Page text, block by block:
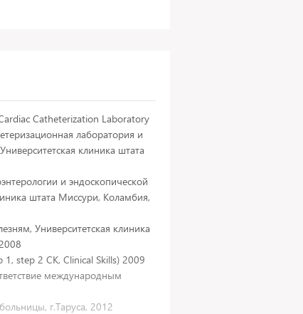
Catheterization Laboratory
лаборатория и
клиника штата
и эндоскопической
штата Миссури, Коламбия,
Университетская клиника
1, step 2 CK, Clinical Skills) 2009
международным
г.Таруса, 2012